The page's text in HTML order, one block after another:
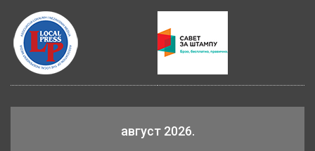
август 2026.